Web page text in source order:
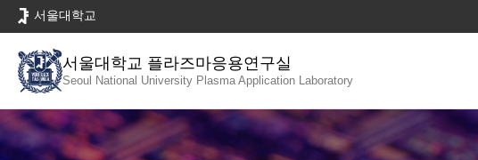
로
뉴
서울대학교
서울대학교 플라즈마응용연구실
Seoul National University Plasma Application Laboratory